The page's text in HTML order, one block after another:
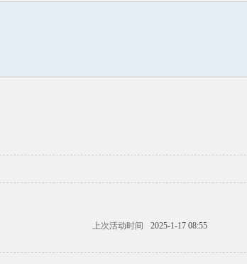
上次活动时间 2025-1-17 08:55